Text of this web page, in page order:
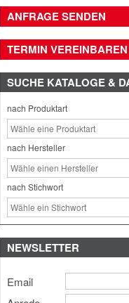
ANFRAGE SENDEN
TERMIN VEREINBAREN
SUCHE KATALOGE &
nach Produktart
nach Hersteller
nach Stichwort
NEWSLETTER
Email